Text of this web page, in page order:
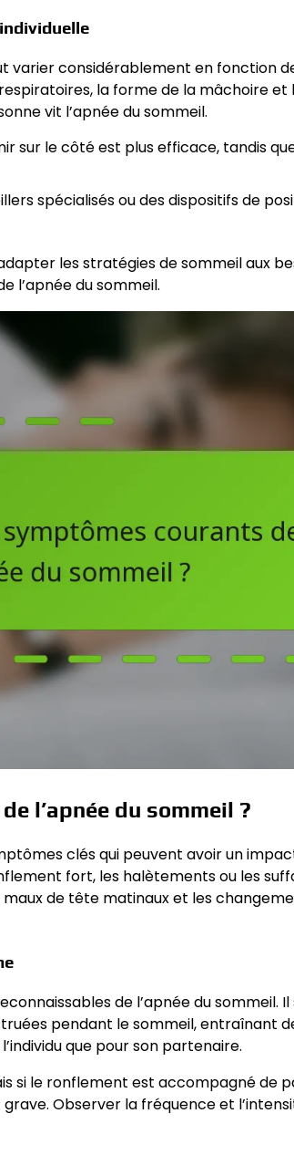
varier considérablement en fonction
la forme de la mâchoire et
vit l’apnée du sommeil.
sur le côté est plus efficace, tandis
spécialisés ou des dispositifs de
les stratégies de sommeil aux
l’apnée du sommeil.
l’apnée du sommeil ?
clés qui peuvent avoir un
fort, les halètements ou les
de tête matinaux et les
de l’apnée du sommeil.
pendant le sommeil, entraînant
que pour son partenaire.
si le ronflement est accompagné de
Observer la fréquence et